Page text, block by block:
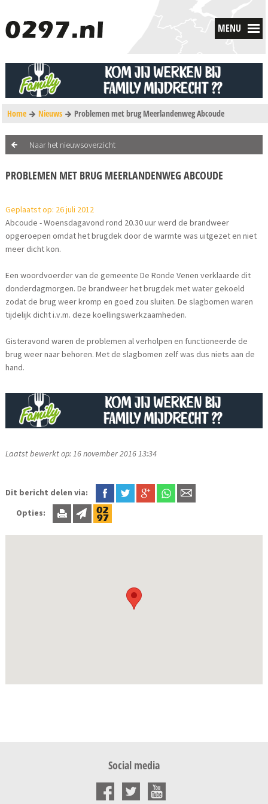
MENU
Home Nieuws Problemen met brug Meerlandenweg Abcoude
Naar het nieuwsoverzicht
PROBLEMEN MET BRUG MEERLANDENWEG ABCOUDE
Geplaatst op: 26 juli 2012
Abcoude - Woensdagavond rond 20.30 uur werd de brandweer
opgeroepen omdat het brugdek door de warmte was uitgezet en niet
meer dicht kon.
Een woordvoerder van de gemeente De Ronde Venen verklaarde dit
donderdagmorgen. De brandweer het brugdek met water gekoeld
zodat de brug weer kromp en goed zou sluiten. De slagbomen waren
tijdelijk dicht i.v.m. deze koellingswerkzaamheden.
Gisteravond waren de problemen al verholpen en functioneerde de
brug weer naar behoren. Met de slagbomen zelf was dus niets aan de
hand.
Laatst bewerkt op: 16 november 2016 13:34
Dit bericht delen via:
Opties:
Social media